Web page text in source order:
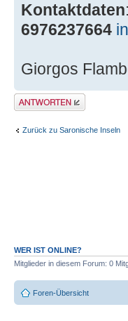
Kontaktdaten
6976237664
Giorgos
Antwort erstellen
Zurück zu Saronische Inseln
WER IST ONLINE?
Mitglieder in diesem Forum: 0
Foren-Übersicht